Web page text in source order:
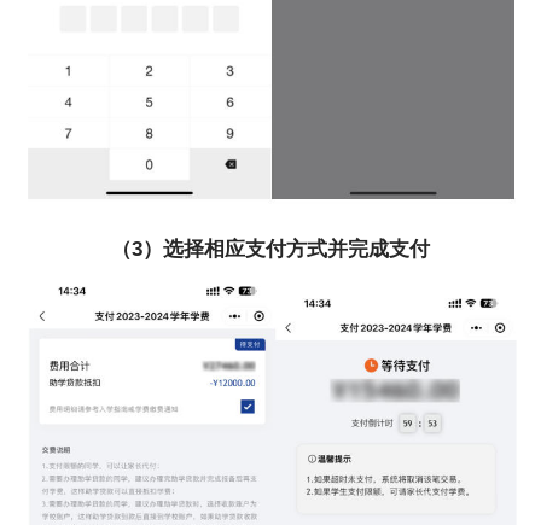
（3）选择相应支付方式并完成支付